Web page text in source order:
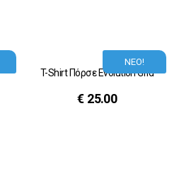
ΝΕΟ!
T-Shirt Πόρσε Evolution Grid
€ 25.00